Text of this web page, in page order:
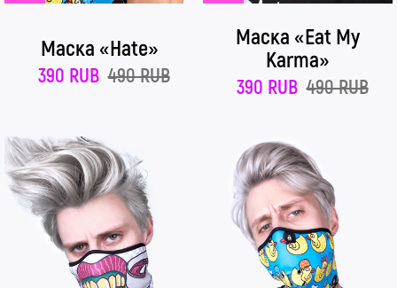
Маска «Hate»
390 RUB 490 RUB
Маска «Eat My
Karma»
390 RUB 490 RUB